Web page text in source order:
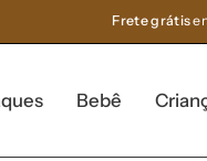
Frete grátis
Bebê